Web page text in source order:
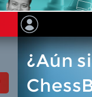
¿Aún